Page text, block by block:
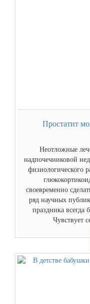
Простатит
Неотложные
надпочечниковой
физиологического
своевременно
ряд научных
праздника всегда
Чувствует